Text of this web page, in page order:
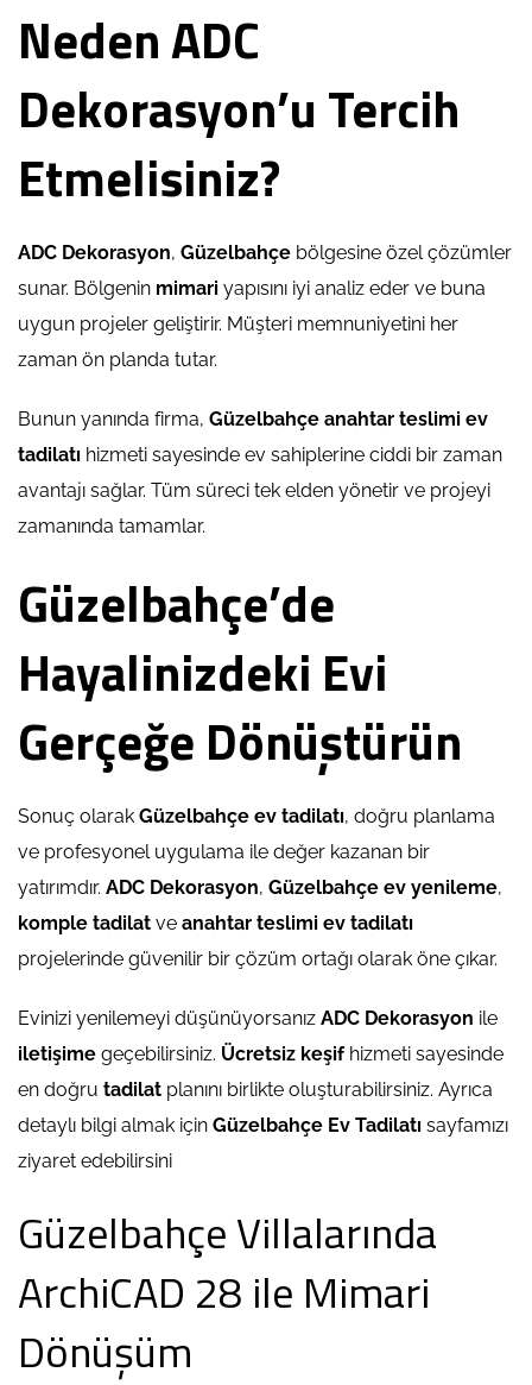
Neden ADC
Dekorasyon’u Tercih
Etmelisiniz?
ADC Dekorasyon, Güzelbahçe bölgesine özel çözümler
sunar. Bölgenin mimari yapısını iyi analiz eder ve buna
uygun projeler geliştirir. Müşteri memnuniyetini her
zaman ön planda tutar.
Bunun yanında firma, Güzelbahçe anahtar teslimi ev
tadilatı hizmeti sayesinde ev sahiplerine ciddi bir zaman
avantajı sağlar. Tüm süreci tek elden yönetir ve projeyi
zamanında tamamlar.
Güzelbahçe’de
Hayalinizdeki Evi
Gerçeğe Dönüştürün
Sonuç olarak Güzelbahçe ev tadilatı, doğru planlama
ve profesyonel uygulama ile değer kazanan bir
yatırımdır. ADC Dekorasyon, Güzelbahçe ev yenileme,
komple tadilat ve anahtar teslimi ev tadilatı
projelerinde güvenilir bir çözüm ortağı olarak öne çıkar.
Evinizi yenilemeyi düşünüyorsanız ADC Dekorasyon ile
iletişime geçebilirsiniz. Ücretsiz keşifhizmeti sayesinde
en doğru tadilat planını birlikte oluşturabilirsiniz. Ayrıca
detaylı bilgi almak için Güzelbahçe Ev Tadilatı sayfamızı
ziyaret edebilirsini
Güzelbahçe Villalarında
ArchiCAD 28 ile Mimari
Dönüşüm